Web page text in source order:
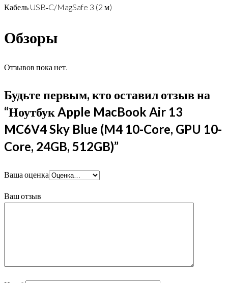
Кабель USB‑C/MagSafe 3 (2 м)
Обзоры
Отзывов пока нет.
Будьте первым, кто оставил отзыв на
“Ноутбук Apple MacBook Air 13
MC6V4 Sky Blue (M4 10-Core, GPU 10-
Core, 24GB, 512GB)”
Ваша оценка
Ваш отзыв